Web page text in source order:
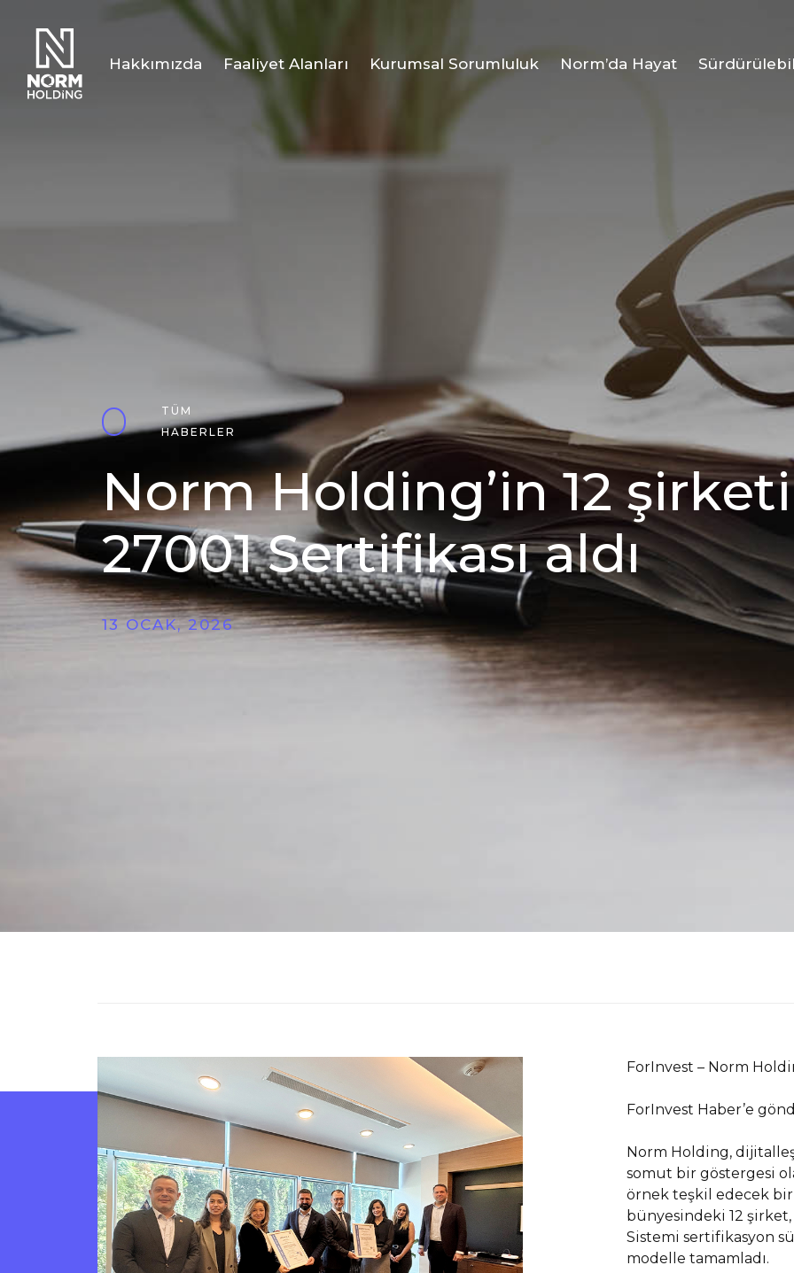
Hakkımızda Faaliyet Alanları Kurumsal Sorumluluk Norm’da Hayat
TÜM
HABERLER
Norm Holding’in 12
27001 Sertifikası aldı
13 OCAK, 2026
ForInvest – Norm
ForInvest Haber’e
Norm Holding,
somut bir göstergesi
örnek teşkil edecek bir
bünyesindeki 12
Sistemi sertifikasyon
modelle tamamladı.